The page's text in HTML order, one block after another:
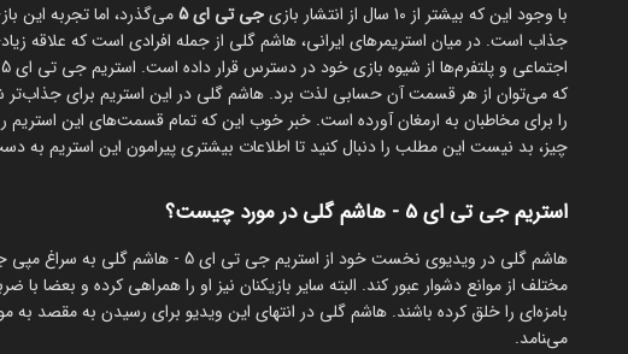
با وجود این که بیشتر از 10 سال از انتشار بازی
جی تی ای 5 می‌گذرد، اما تجربه این
جذاب است. در میان استریمرهای ایرانی، هاشم گلی از جمله افرادی است که علاقه
که می‌توان از هر قسمت آن حسابی لذت برد. هاشم گلی در این استریم برای جذاب‌تر
را برای مخاطبان به ارمغان آورده است. خبر خوب این که تمام قسمت‌های این استریم را
چیز، بد نیست این مطلب را دنبال کنید تا اطلاعات بیشتری پیرامون این استریم به
استریم جی تی ای 5 - هاشم گلی در مورد چیست؟
هاشم گلی در ویدیوی نخست خود از
مختلف از موانع دشوار عبور کند. البته سایر بازیکنان نیز او را همراهی کرده و بعضا
بامزه‌ای را خلق کرده باشند. هاشم گلی در انتهای این ویدیو برای رسیدن به مقصد
می‌‍نامد.